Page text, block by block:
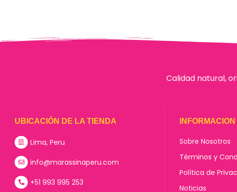
Calidad natural,
UBICACIÓN DE LA TIENDA
Lima, Peru
info@marassinaperu.com
+51 993 995 253
INFORMACION
Sobre Nosotros
Términos y
Política de
Noticias